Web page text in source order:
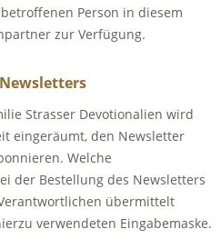
Person in diesem
zur Verfügung.
Strasser Devotionalien wird
eingeräumt, den Newsletter
Welche
der Bestellung des Newsletters
übermittelt
verwendeten Eingabemaske.